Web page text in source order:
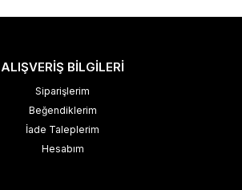
ALIŞVERİŞ BİLGİLERİ
Siparişlerim
Beğendiklerim
İade Taleplerim
Hesabım